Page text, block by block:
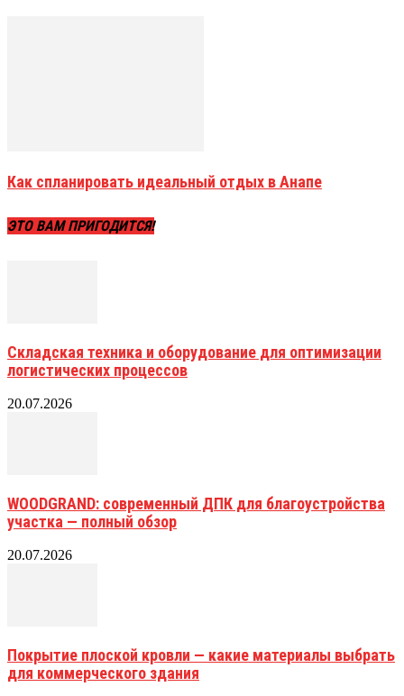
Как спланировать идеальный отдых в Анапе
ЭТО ВАМ ПРИГОДИТСЯ!
Складская техника и оборудование для оптимизации
логистических процессов
20.07.2026
WOODGRAND: современный ДПК для благоустройства
участка — полный обзор
20.07.2026
Покрытие плоской кровли — какие материалы выбрать
для коммерческого здания